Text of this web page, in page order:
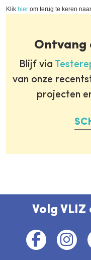
Klik hier om terug te keren
Ontvang
Blijf via
van onze
projecten
Volg